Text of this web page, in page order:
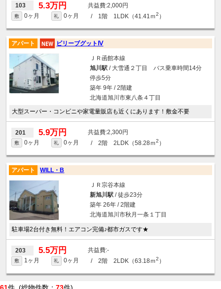
103 5.3万円 2,000円
敷 0ヶ月 礼 0ヶ月 / 1階 1LDK（41.41ｍ2 ）
アパート ビリーブグットⅣ
ＪＲ函館本線
旭川駅/ 大雪通２丁目 バス乗車時間14分
停歩5分
築年 9年 / 2階建
北海道旭川市東八条４丁目
大型スーパー・コンビニや家電量販店も近くにあります！敷金不要
201 5.9万円 2,300円
敷 0ヶ月 礼 0ヶ月 / 2階 2LDK（58.28ｍ2 ）
アパート WILL・B
ＪＲ宗谷本線
新旭川駅/ 徒歩23分
築年 26年 / 2階建
北海道旭川市秋月一条１丁目
駐車場2台付き無料！エアコン完備♪都市ガスです★
203 5.5万円 -
敷 1ヶ月 礼 0ヶ月 / 2階 2LDK（63.18ｍ2 ）
61件 (総物件数： 73件)